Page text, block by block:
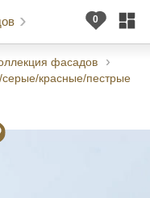
фасадов
красные/пестрые